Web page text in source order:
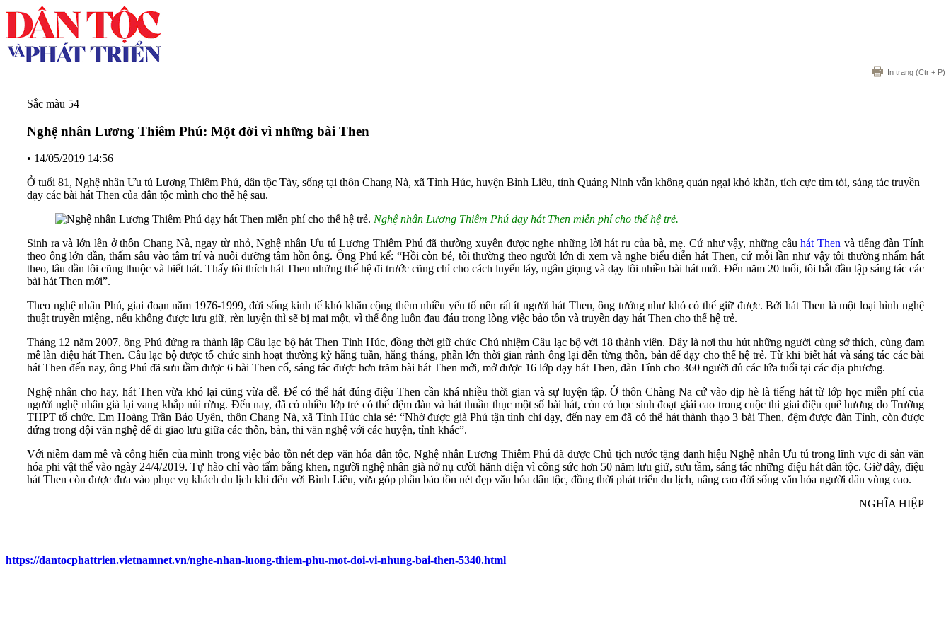
In trang (Ctr + P)
Sắc màu 54
Nghệ nhân Lương Thiêm Phú: Một đời vì những bài Then
• 14/05/2019 14:56
Ở tuổi 81, Nghệ nhân Ưu tú Lương Thiêm Phú, dân tộc Tày, sống tại thôn Chang Nà, xã Tình Húc, huyện Bình Liêu, tỉnh Quảng Ninh vẫn không quản ngại khó khăn, tích cực tìm tòi, sáng tác truyền
dạy các bài hát Then của dân tộc mình cho thế hệ sau.
Nghệ nhân Lương Thiêm Phú dạy hát Then miễn phí cho thế hệ trẻ.
Sinh ra và lớn lên ở thôn Chang Nà, ngay từ nhỏ, Nghệ nhân Ưu tú Lương Thiêm Phú đã thường xuyên được nghe những lời hát ru của bà, mẹ. Cứ như vậy, những câuhát Then và tiếng đàn Tính
theo ông lớn dần, thấm sâu vào tâm trí và nuôi dưỡng tâm hồn ông. Ông Phú kể: “Hồi còn bé, tôi thường theo người lớn đi xem và nghe biểu diễn hát Then, cứ mỗi lần như vậy tôi thường nhẩm hát
theo, lâu dần tôi cũng thuộc và biết hát. Thấy tôi thích hát Then những thế hệ đi trước cũng chỉ cho cách luyến láy, ngân giọng và dạy tôi nhiều bài hát mới. Đến năm 20 tuổi, tôi bắt đầu tập sáng tác các
bài hát Then mới”.
Theo nghệ nhân Phú, giai đoạn năm 1976-1999, đời sống kinh tế khó khăn cộng thêm nhiều yếu tố nên rất ít người hát Then, ông tưởng như khó có thể giữ được. Bởi hát Then là một loại hình nghệ
thuật truyền miệng, nếu không được lưu giữ, rèn luyện thì sẽ bị mai một, vì thế ông luôn đau đáu trong lòng việc bảo tồn và truyền dạy hát Then cho thế hệ trẻ.
Tháng 12 năm 2007, ông Phú đứng ra thành lập Câu lạc bộ hát Then Tình Húc, đồng thời giữ chức Chủ nhiệm Câu lạc bộ với 18 thành viên. Đây là nơi thu hút những người cùng sở thích, cùng đam
mê làn điệu hát Then. Câu lạc bộ được tổ chức sinh hoạt thường kỳ hằng tuần, hằng tháng, phần lớn thời gian rảnh ông lại đến từng thôn, bản để dạy cho thế hệ trẻ. Từ khi biết hát và sáng tác các bài
hát Then đến nay, ông Phú đã sưu tầm được 6 bài Then cổ, sáng tác được hơn trăm bài hát Then mới, mở được 16 lớp dạy hát Then, đàn Tính cho 360 người đủ các lứa tuổi tại các địa phương.
Nghệ nhân cho hay, hát Then vừa khó lại cũng vừa dễ. Để có thể hát đúng điệu Then cần khá nhiều thời gian và sự luyện tập. Ở thôn Chàng Na cứ vào dịp hè là tiếng hát từ lớp học miễn phí của
người nghệ nhân già lại vang khắp núi rừng. Đến nay, đã có nhiều lớp trẻ có thể đệm đàn và hát thuần thục một số bài hát, còn có học sinh đoạt giải cao trong cuộc thi giai điệu quê hương do Trường
THPT tổ chức. Em Hoàng Trần Bảo Uyên, thôn Chang Nà, xã Tình Húc chia sẻ: “Nhờ được già Phú tận tình chỉ dạy, đến nay em đã có thể hát thành thạo 3 bài Then, đệm được đàn Tính, còn được
đứng trong đội văn nghệ để đi giao lưu giữa các thôn, bản, thi văn nghệ với các huyện, tỉnh khác”.
Với niềm đam mê và cống hiến của mình trong việc bảo tồn nét đẹp văn hóa dân tộc, Nghệ nhân Lương Thiêm Phú đã được Chủ tịch nước tặng danh hiệu Nghệ nhân Ưu tú trong lĩnh vực di sản văn
hóa phi vật thể vào ngày 24/4/2019. Tự hào chỉ vào tấm bằng khen, người nghệ nhân già nở nụ cười hãnh diện vì công sức hơn 50 năm lưu giữ, sưu tầm, sáng tác những điệu hát dân tộc. Giờ đây, điệu
hát Then còn được đưa vào phục vụ khách du lịch khi đến với Bình Liêu, vừa góp phần bảo tồn nét đẹp văn hóa dân tộc, đồng thời phát triển du lịch, nâng cao đời sống văn hóa người dân vùng cao.
NGHĨA HIỆP
https://dantocphattrien.vietnamnet.vn/nghe-nhan-luong-thiem-phu-mot-doi-vi-nhung-bai-then-5340.html